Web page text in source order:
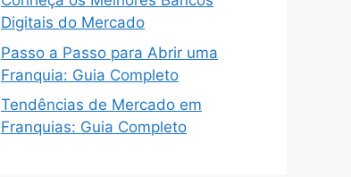
Digitais do Mercado
Passo a Passo para Abrir uma
Franquia: Guia Completo
Tendências de Mercado em
Franquias: Guia Completo